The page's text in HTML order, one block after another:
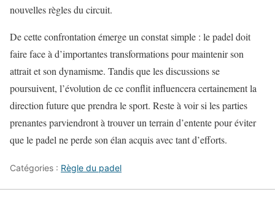
nouvelles règles du circuit.
De cette confrontation émerge un constat simple : le padel doit
faire face à d’importantes transformations pour maintenir son
attrait et son dynamisme. Tandis que les discussions se
poursuivent, l’évolution de ce conflit influencera certainement la
direction future que prendra le sport. Reste à voir si les parties
prenantes parviendront à trouver un terrain d’entente pour éviter
que le padel ne perde son élan acquis avec tant d’efforts.
Catégories : Règle du padel